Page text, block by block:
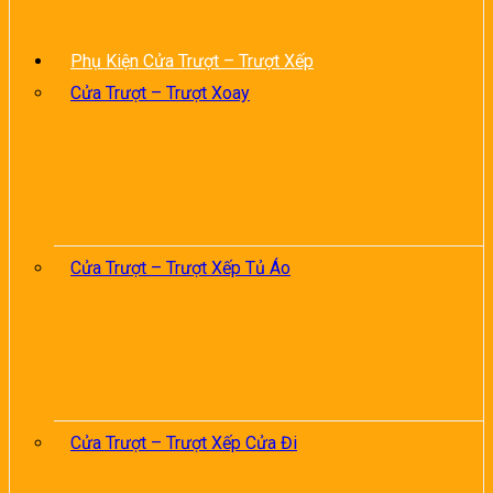
Phụ Kiện Cửa Trượt – Trượt Xếp
Cửa Trượt – Trượt Xoay
Cửa Trượt – Trượt Xếp Tủ Áo
Cửa Trượt – Trượt Xếp Cửa Đi